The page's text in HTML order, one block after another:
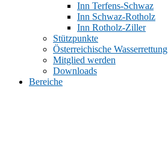
Inn Terfens-Schwaz
Inn Schwaz-Rotholz
Inn Rotholz-Ziller
Stützpunkte
Österreichische Wasserrettung
Mitglied werden
Downloads
Bereiche